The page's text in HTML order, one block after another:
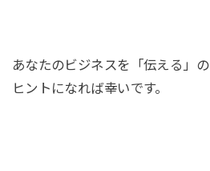
あなたのビジネスを「伝える」の
ヒントになれば幸いです。